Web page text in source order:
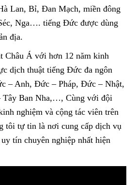
Lan, Bỉ, Đan Mạch, miền đông
Nga…. tiếng Đức được dùng
địa.
Châu Á với hơn 12 năm kinh
dịch thuật tiếng Đức đa ngôn
– Anh, Đức – Pháp, Đức – Nhật,
Ban Nha,…, Cùng với đội
nghiệm và cộng tác viên trên
tôi tự tin là nơi cung cấp dịch vụ
uy tín chuyên nghiệp nhất hiện